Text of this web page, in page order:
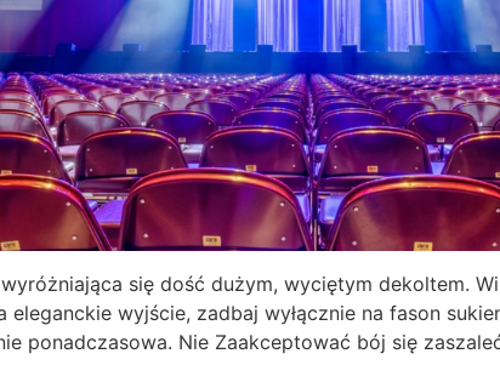
się dość dużym, wyciętym dekoltem.
eleganckie wyjście, zadbaj wyłącznie na fason
ponadczasowa. Nie Zaakceptować bój się